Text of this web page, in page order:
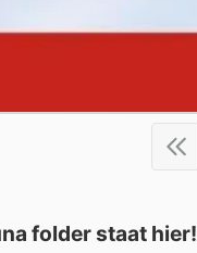
folder staat hier!